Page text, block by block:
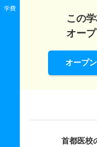
学費
この
オー
オープ
首都医校